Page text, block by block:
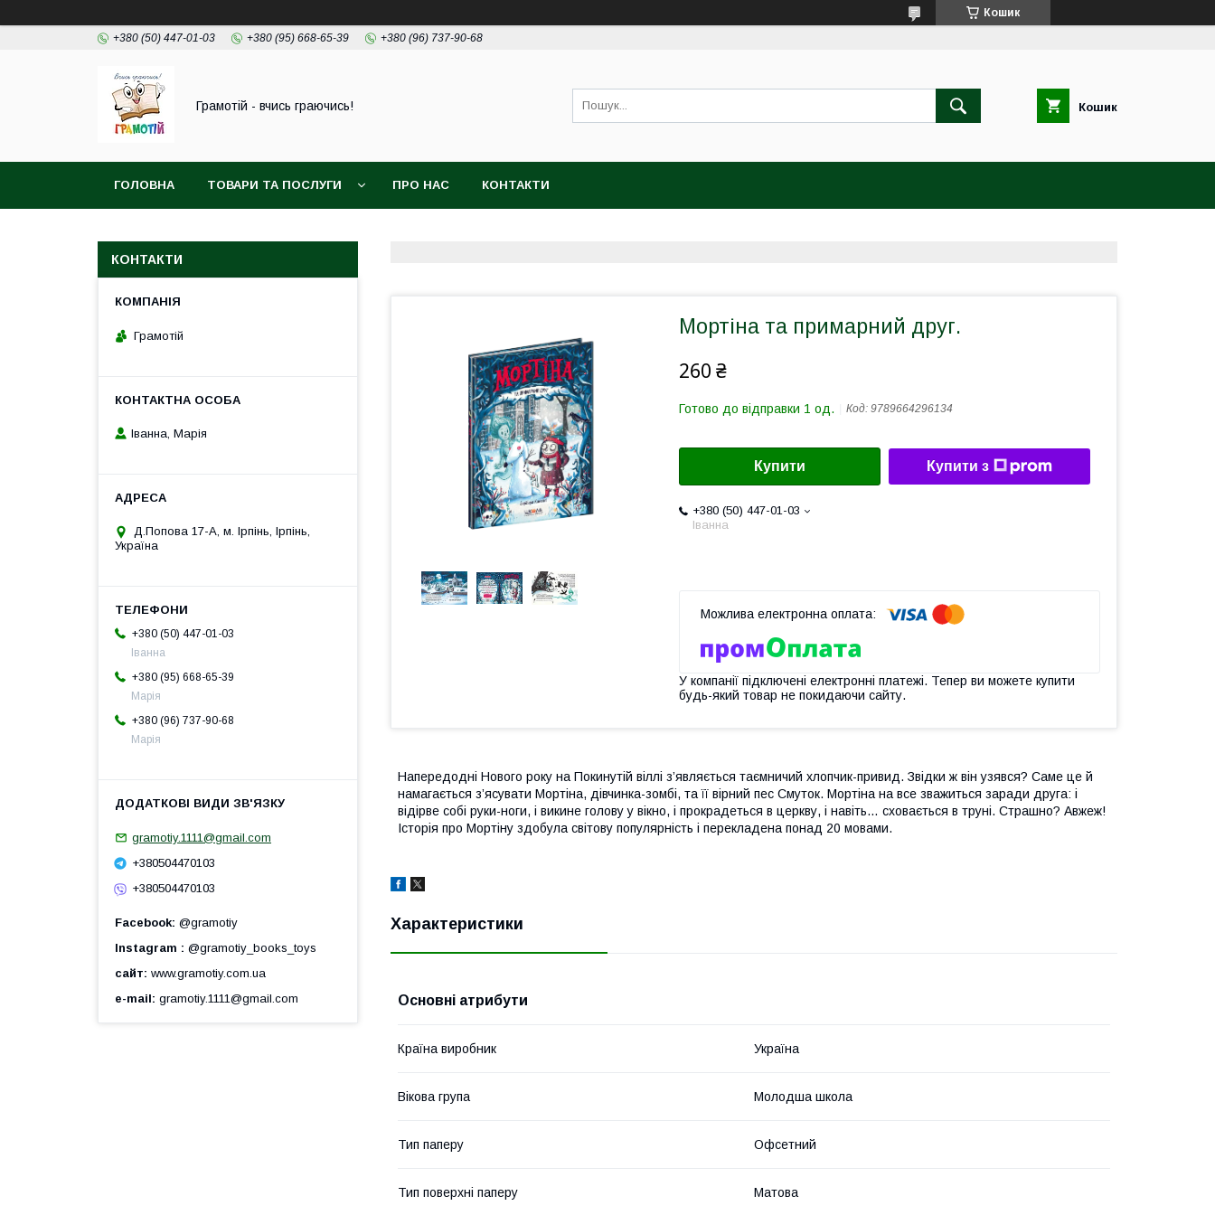
Кошик
+380 (50) 447-01-03 +380 (95) 668-65-39 +380 (96) 737-90-68
Грамотій - вчись граючись! Кошик
ГОЛОВНА ТОВАРИ ТА ПОСЛУГИ ПРО НАС КОНТАКТИ
Мортіна та примарний друг.
260 ₴
Готово до відправки 1 од. Код: 9789664296134
Купити Купити з
+380 (50) 447-01-03
Іванна
У компанії підключені електронні платежі. Тепер ви можете купити
будь-який товар не покидаючи сайту.
Напередодні Нового року на Покинутій віллі з’являється таємничий хлопчик-привид. Звідки ж він узявся? Саме це й
намагається з’ясувати Мортіна, дівчинка-зомбі, та її вірний пес Смуток. Мортіна на все зважиться заради друга: і
відірве собі руки-ноги, і викине голову у вікно, і прокрадеться в церкву, і навіть… сховається в труні. Страшно? Авжеж!
Історія про Мортіну здобула світову популярність і перекладена понад 20 мовами.
Характеристики
Основні атрибути
Країна виробник Україна
Вікова група Молодша школа
Тип паперу Офсетний
Тип поверхні паперу Матова
КОНТАКТИ
Грамотій
Іванна, Марія
Д.Попова 17-А, м. Ірпінь, Ірпінь,
Україна
+380 (50) 447-01-03
Іванна
+380 (95) 668-65-39
Марія
+380 (96) 737-90-68
Марія
gramotiy.1111@gmail.com
+380504470103
+380504470103
Facebook @gramotiy
Instagram
@gramotiy_books_toys
сайт www.gramotiy.com.ua
e-mail gramotiy.1111@gmail.com